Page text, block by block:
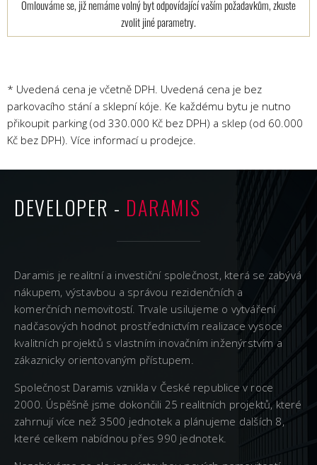
Omlouváme se, již nemáme volný byt odpovídající vaším požadavkům, zkuste
zvolit jiné parametry.
* Uvedená cena je včetně DPH. Uvedená cena je bez
parkovacího stání a sklepní kóje. Ke každému bytu je nutno
přikoupit parking (od 330.000 Kč bez DPH) a sklep (od 60.000
Kč bez DPH). Více informací u prodejce.
DEVELOPER - DARAMIS
Daramis je realitní a investiční společnost, která se zabývá
nákupem, výstavbou a správou rezidenčních a
komerčních nemovitostí. Trvale usilujeme o vytváření
nadčasových hodnot prostřednictvím realizace vysoce
kvalitních projektů s vlastním inovačním inženýrstvím a
zákaznicky orientovaným přístupem.
Společnost Daramis vznikla v České republice v roce
2000. Úspěšně jsme dokončili 25 realitních projektů, které
zahrnují více než 3500 jednotek a plánujeme dalších 8,
které celkem nabídnou přes 990 jednotek.